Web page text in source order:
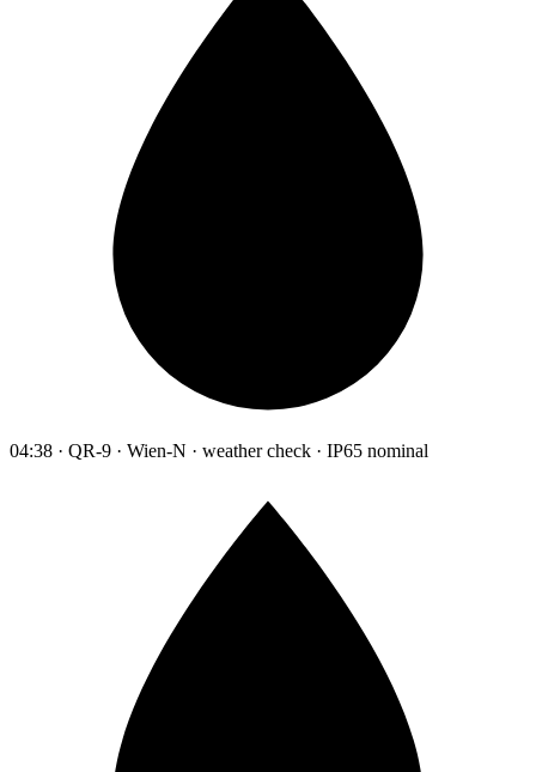
04:38 · QR-9 · Wien-N · weather check · IP65 nominal